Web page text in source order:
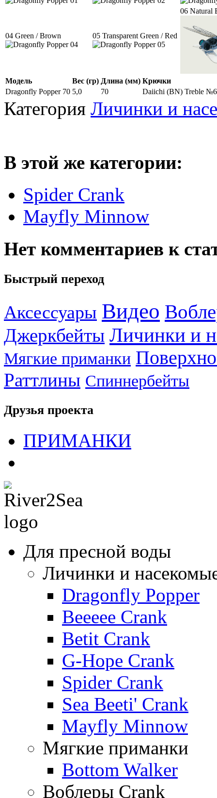
04 Green / Brown 05 Transparent Green / Red
06 Natural
Модель Вес (гр) Длина (мм) Крючки
Dragonfly Popper 70 5,0 70 Daiichi (BN) Treble №6
Категория Личинки и
В этой же категории:
Spider Crank
Mayfly Minnow
Нет комментариев к
Быстрый переход
Аксессуары Видео
Джеркбейты Личинки и
Мягкие приманки
Раттлины Спиннербейты
Друзья проекта
ПРИМАНКИ
Для пресной воды
Личинки и
Dragonfly Popper
Beeeee Crank
Betit Crank
G-Hope Crank
Spider Crank
Sea Beeti' Crank
Mayfly Minnow
Мягкие приманки
Bottom Walker
Воблеры Crank